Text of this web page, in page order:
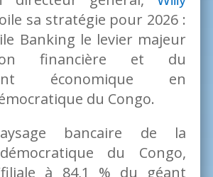
sa stratégie pour 2026 :
Banking le levier majeur
financière et du
économique en
du Congo.
bancaire de la
du Congo,
(filiale à 84,1 % du géant